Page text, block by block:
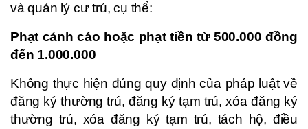
và quản lý cư trú, cụ thể:
Phạt cảnh cáo hoặc phạt tiền từ 500.000 đồng
đến 1.000.000
Không thực hiện đúng quy định của pháp luật về
đăng ký thường trú, đăng ký tạm trú, xóa đăng ký
thường trú, xóa đăng ký tạm trú, tách hộ, điều